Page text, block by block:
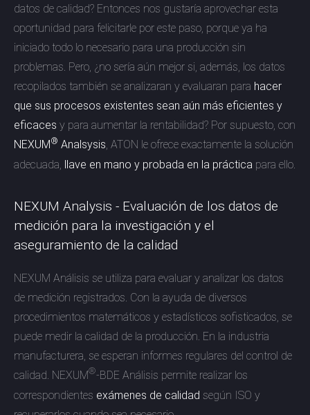
datos de calidad? Entonces nos gustaría aprovechar esta
oportunidad para felicitarle por este paso, porque ya ha
iniciado todo lo necesario para una producción sin
problemas. Pero, ¿no sería aún mejor si, además, los datos
recopilados también se analizaran y evaluaran para hacer
que sus procesos existentes sean aún más eficientes y
eficaces y para aumentar la rentabilidad? Por supuesto, con
NEXUM ® Analsysis, ATON le ofrece exactamente la solución
adecuada,
llave en mano y probada en la práctica para ello.
NEXUM Analysis - Evaluación de los datos de
medición para la investigación y el
aseguramiento de la calidad
NEXUM Análisis se utiliza para evaluar y analizar los datos
de medición registrados. Con la ayuda de diversos
procedimientos matemáticos y estadísticos sofisticados, se
puede medir la calidad de la producción. En la industria
manufacturera, se esperan informes regulares del control de
calidad. NEXUM®-BDE Análisis permite realizar los
correspondientes exámenes de calidad según ISO y